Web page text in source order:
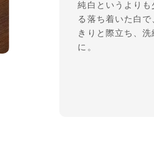
純白というよりも
る落ち着いた白で
きりと際立ち、洗
に。